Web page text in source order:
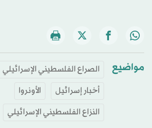
مواضيع
الصراع الفلسطيني الإسرائيلي
أخبار إسرائيل
الأونروا
النزاع الفلسطيني الإسرائيلي